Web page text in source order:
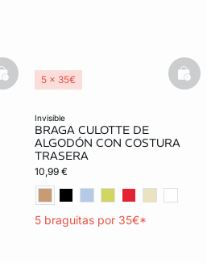
basketfull
invisible
BRAGA CULOTTE DE
ALGODÓN CON COSTURA
TRASERA
10,99 €
5 braguitas por 35€*
5 x 35€